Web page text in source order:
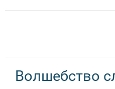
Волшебство